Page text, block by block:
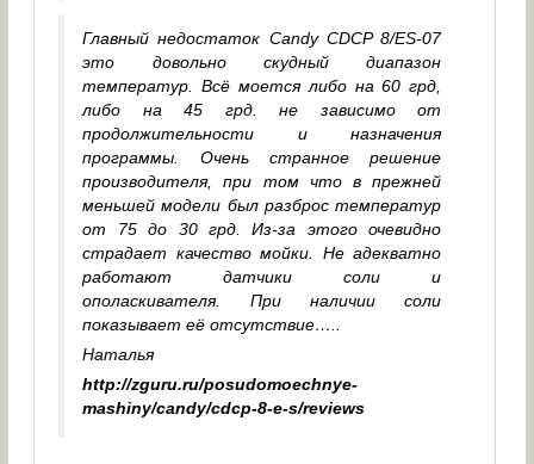
Главный недостаток Candy CDCP 8/ES-07
это довольно скудный диапазон
температур. Всё моется либо на 60 грд,
либо на 45 грд. не зависимо от
продолжительности и назначения
программы. Очень странное решение
производителя, при том что в прежней
меньшей модели был разброс температур
от 75 до 30 грд. Из-за этого очевидно
страдает качество мойки. Не адекватно
работают датчики соли и
ополаскивателя. При наличии соли
показывает её отсутствие…..
Наталья
http://zguru.ru/posudomoechnye-
mashiny/candy/cdcp-8-e-s/reviews